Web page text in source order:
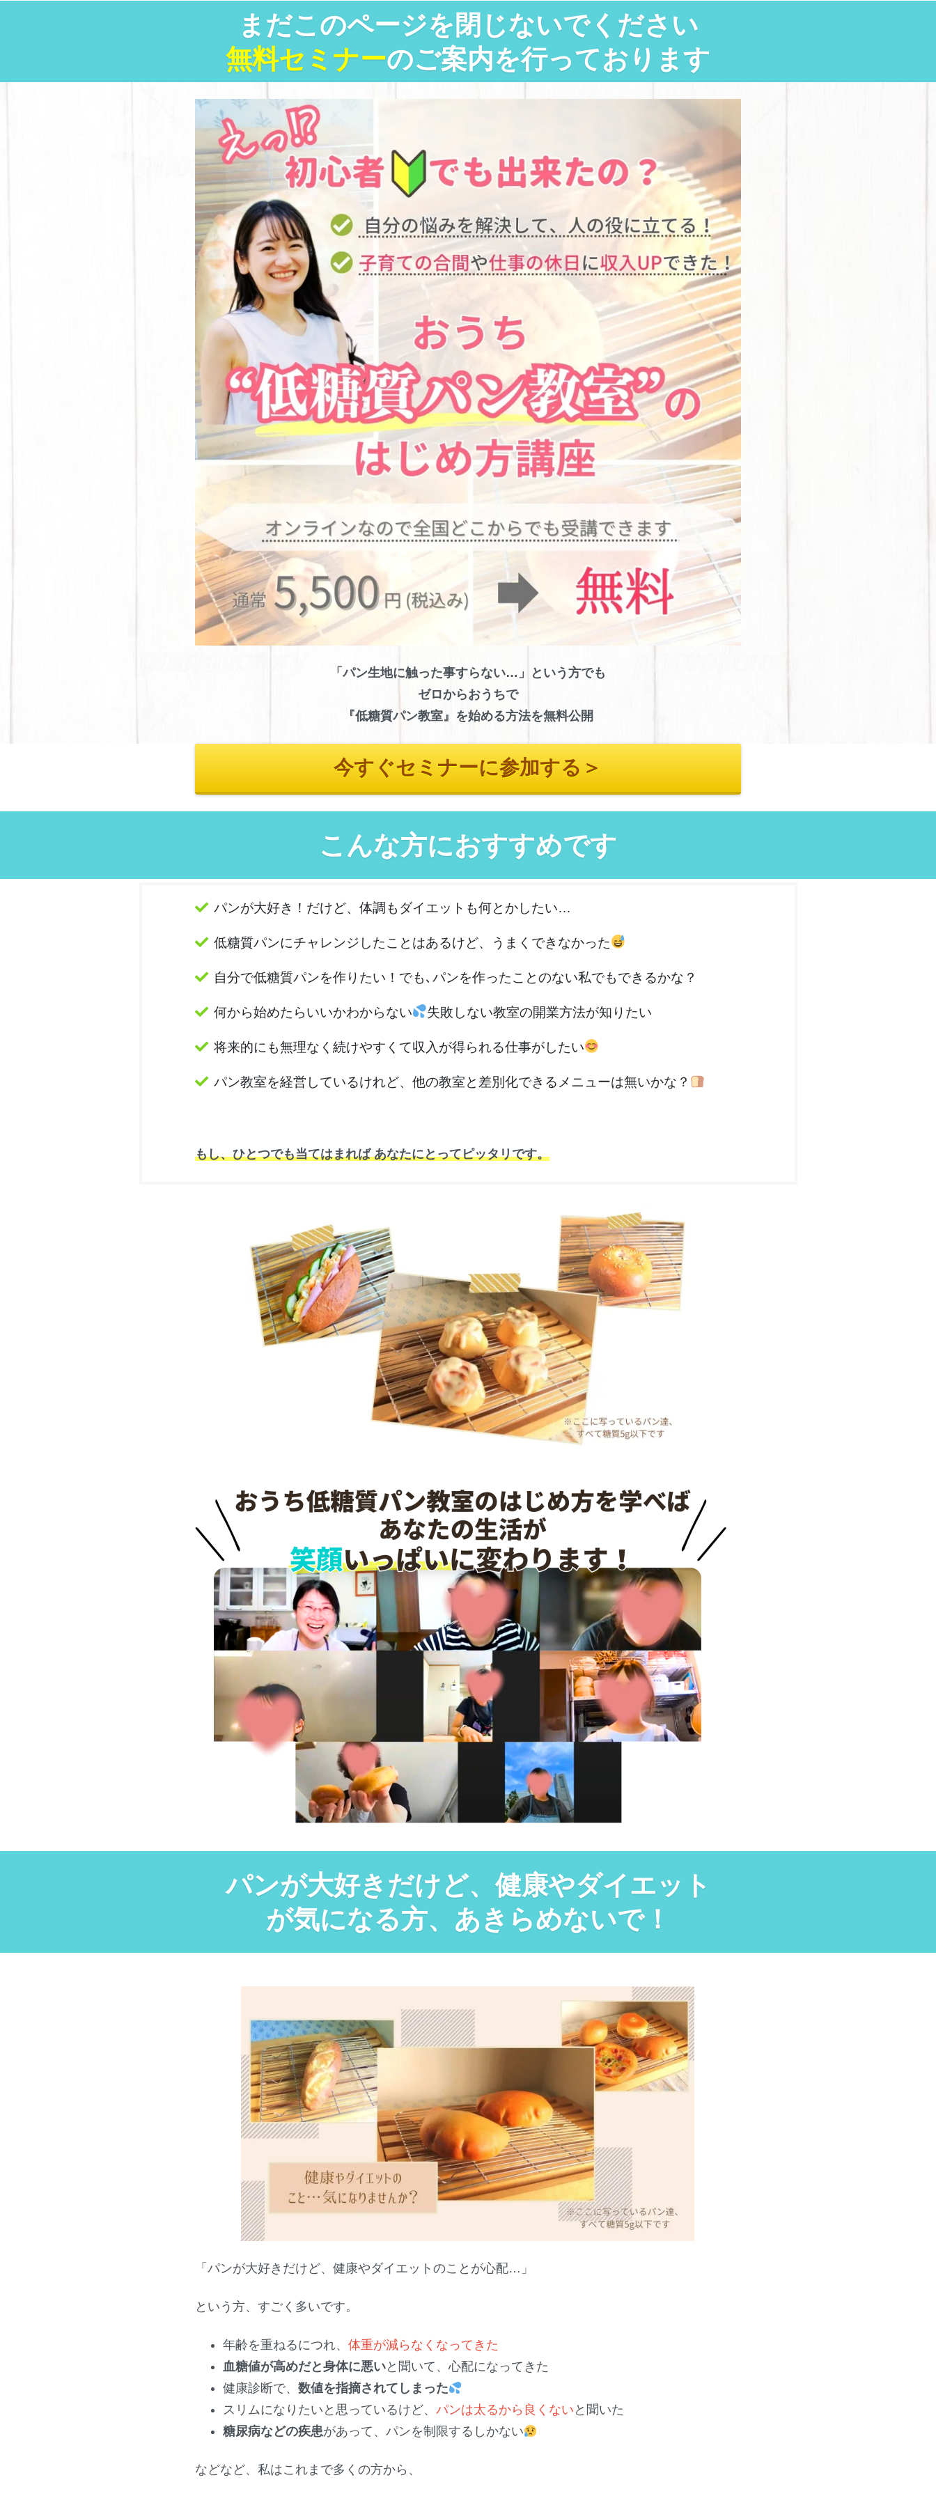
まだこのページを閉じないでください
無料セミナーのご案内を行っております
「パン生地に触った事すらない…」という方でも
ゼロからおうちで
『低糖質パン教室』を始める方法を無料公開
今すぐセミナーに参加する＞
こんな方におすすめです
パンが大好き！だけど、体調もダイエットも何とかしたい…
低糖質パンにチャレンジしたことはあるけど、うまくできなかった
自分で低糖質パンを作りたい！でも､パンを作ったことのない私でもできるかな？
何から始めたらいいかわからない 失敗しない教室の開業方法が知りたい
将来的にも無理なく続けやすくて収入が得られる仕事がしたい
パン教室を経営しているけれど、他の教室と差別化できるメニューは無いかな？
もし、ひとつでも当てはまれば あなたにとってピッタリです。
パンが大好きだけど、健康やダイエット
が気になる方、あきらめないで！
「パンが大好きだけど、健康やダイエットのことが心配…」
という方、すごく多いです。
年齢を重ねるにつれ、 体重が減らなくなってきた
血糖値が高めだと身体に悪いと聞いて、心配になってきた
健康診断で、 数値を指摘されてしまった
スリムになりたいと思っているけど、 パンは太るから良くない と聞いた
糖尿病などの疾患があって、パンを制限するしかない
などなど、私はこれまで多くの方から、